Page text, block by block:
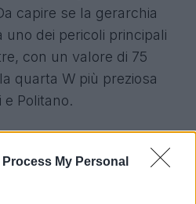
Process My Personal
capire se la gerarchia
dei pericoli principali
con un valore di 75
quarta W più preziosa
e Politano.
addosso da Pioli